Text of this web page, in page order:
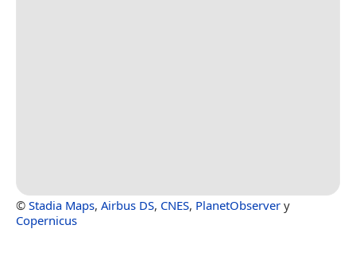
© Stadia Maps, Airbus DS, CNES, PlanetObserver y
Copernicus